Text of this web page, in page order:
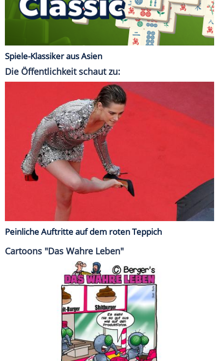
Spiele-Klassiker aus Asien
Die Öffentlichkeit schaut zu:
Peinliche Auftritte auf dem roten Teppich
Cartoons "Das Wahre Leben"